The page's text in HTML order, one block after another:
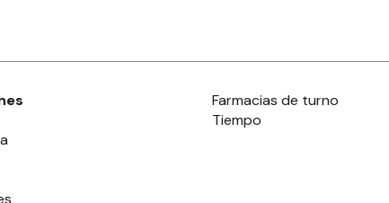
Farmacias de turno
Tiempo